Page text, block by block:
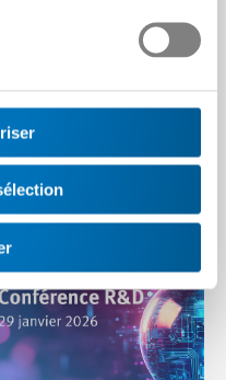
concrètes de l’industrie
numériques et de
automatique
dans les techniques…
| 25.11.2025